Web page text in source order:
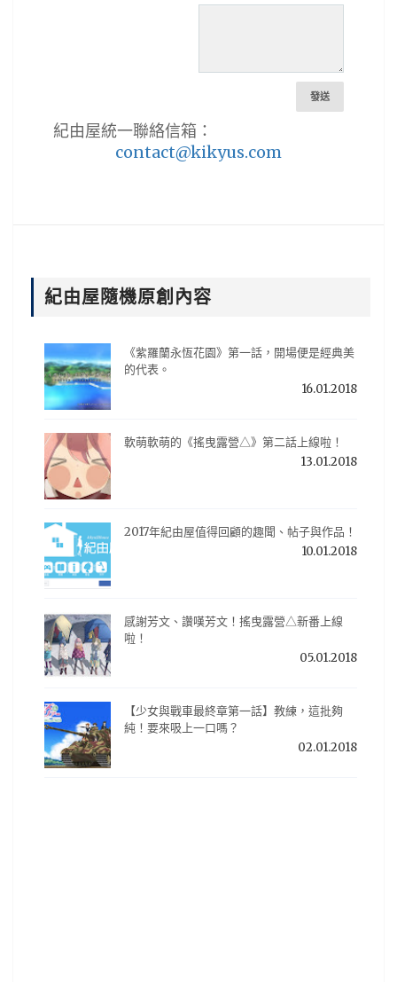
紀由屋統一聯絡信箱：
contact@kikyus.com
紀由屋隨機原創內容
《紫羅蘭永恆花園》第一話，開場便是經典美
的代表。
16.01.2018
軟萌軟萌的《搖曳露營△》第二話上線啦！
13.01.2018
2017年紀由屋值得回顧的趣聞、帖子與作品！
10.01.2018
感謝芳文、讚嘆芳文！搖曳露營△新番上線
啦！
05.01.2018
【少女與戰車最終章第一話】教練，這批夠
純！要來吸上一口嗎？
02.01.2018